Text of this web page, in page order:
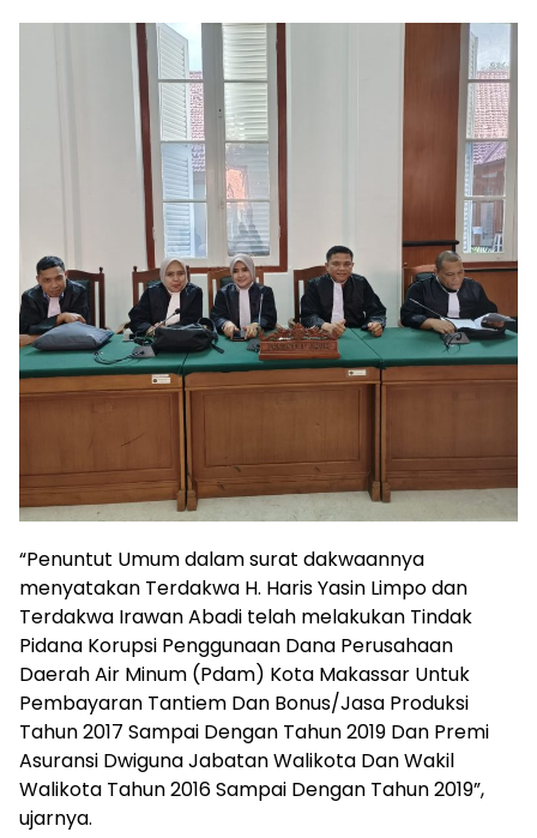
“Penuntut Umum dalam surat dakwaannya
menyatakan Terdakwa H. Haris Yasin Limpo dan
Terdakwa Irawan Abadi telah melakukan Tindak
Pidana Korupsi Penggunaan Dana Perusahaan
Daerah Air Minum (Pdam) Kota Makassar Untuk
Pembayaran Tantiem Dan Bonus/Jasa Produksi
Tahun 2017 Sampai Dengan Tahun 2019 Dan Premi
Asuransi Dwiguna Jabatan Walikota Dan Wakil
Walikota Tahun 2016 Sampai Dengan Tahun 2019”,
ujarnya.